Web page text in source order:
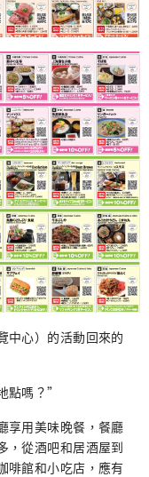
中心）的活動回來的
點嗎？”
享用美味晚餐，餐廳
，從酒吧和居酒屋到
啡館和小吃店，應有